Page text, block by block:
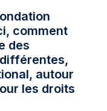
comment
des
autour
les droits